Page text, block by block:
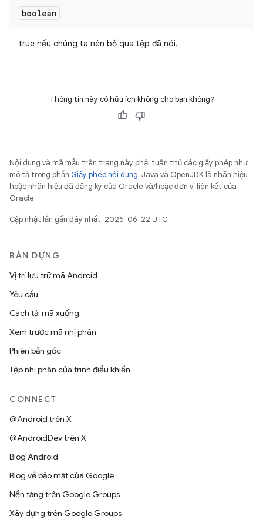
boolean
true nếu chúng ta nên bỏ qua tệp đã nói.
Thông tin này có hữu ích không cho bạn không?
Nội dung và mã mẫu trên trang này phải tuân thủ các giấy phép như
mô tả trong phần Giấy phép nội dung. Java và OpenJDK là nhãn hiệu
hoặc nhãn hiệu đã đăng ký của Oracle và/hoặc đơn vị liên kết của
Oracle.
Cập nhật lần gần đây nhất: 2026-06-22 UTC.
BẢN DỰNG
Vị trí lưu trữ mã Android
Yêu cầu
Cách tải mã xuống
Xem trước mã nhị phân
Phiên bản gốc
Tệp nhị phân của trình điều khiển
CONNECT
@Android trên X
@AndroidDev trên X
Blog Android
Blog về bảo mật của Google
Nền tảng trên Google Groups
Xây dựng trên Google Groups